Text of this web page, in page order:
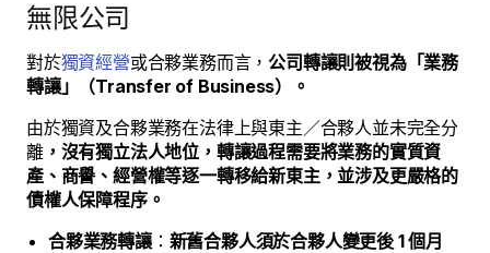
無限公司
對於獨資經營或合夥業務而言，公司轉讓則被視為「業務
轉讓」（Transfer of Business）。
由於獨資及合夥業務在法律上與東主／合夥人並未完全分
離，沒有獨立法人地位，轉讓過程需要將業務的實質資
產、商譽、經營權等逐一轉移給新東主，並涉及更嚴格的
債權人保障程序。
合夥業務轉讓： 新舊合夥人須於合夥人變更後 1 個月